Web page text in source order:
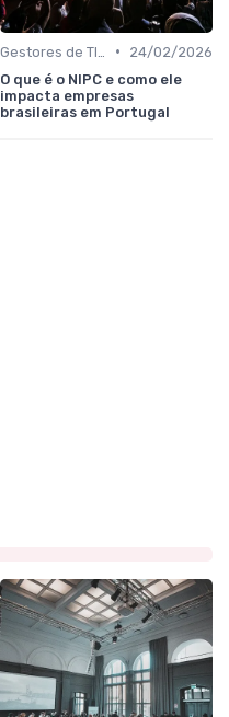
•
24/02/2026
O que é o NIPC e como ele
impacta empresas
brasileiras em Portugal